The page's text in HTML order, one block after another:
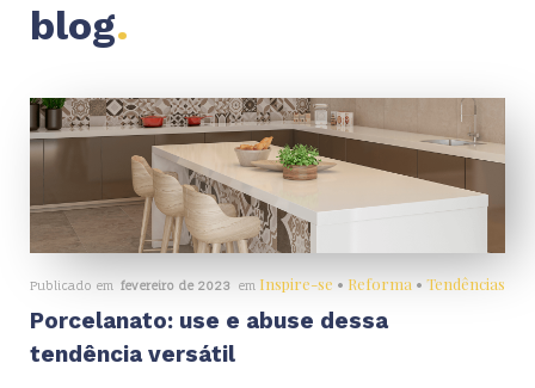
blog.
Publicado em fevereiro de 2023 em Inspire-se • Reforma • Tendências
Porcelanato: use e abuse dessa
tendência versátil